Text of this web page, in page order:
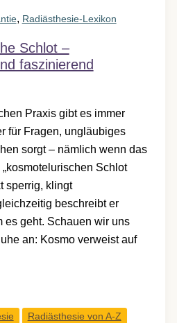
, Radiästhesie-Lexikon
Schlot –
faszinierend
Praxis gibt es immer
für Fragen, ungläubiges
sorgt – nämlich wenn das
Schlot
sperrig, klingt
beschreibt er
es geht. Schauen wir uns
an: Kosmo verweist auf
Radiästhesie von A-Z